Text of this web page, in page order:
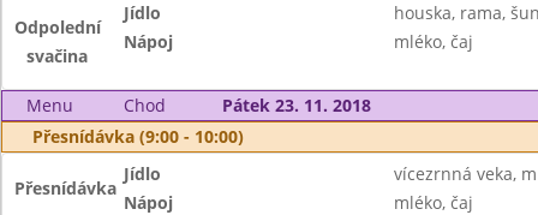
Odpolední
svačina
Jídlo
houska, rama,
Nápoj
mléko, čaj
Menu Chod
Pátek 23. 11. 2018
Přesnídávka (9:00 - 10:00)
Přesnídávka
Jídlo
vícezrnná veka,
Nápoj
mléko, čaj